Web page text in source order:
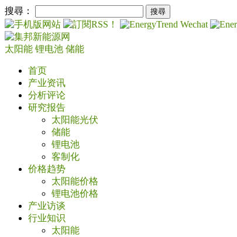
搜尋：
太阳能 锂电池 储能
首页
产业资讯
分析评论
研究报告
太阳能光伏
储能
锂电池
客制化
价格趋势
太阳能价格
锂电池价格
产业访谈
行业知识
太阳能